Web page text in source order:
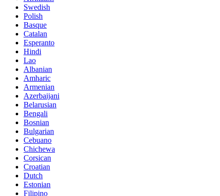
Swedish
Polish
Basque
Catalan
Esperanto
Hindi
Lao
Albanian
Amharic
Armenian
Azerbaijani
Belarusian
Bengali
Bosnian
Bulgarian
Cebuano
Chichewa
Corsican
Croatian
Dutch
Estonian
Filipino